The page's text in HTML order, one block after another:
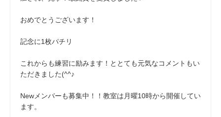
おめでとうございます！
記念に1枚パチリ
これからも練習に励みます！ととても元気なコメントもい
ただきました(^^♪
Newメンバーも募集中！！教室は月曜10時から開催してい
ます。